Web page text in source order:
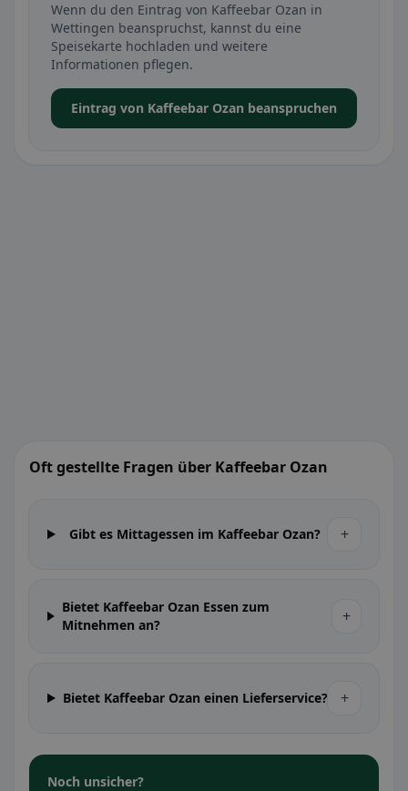
Wenn du den Eintrag von Kaffeebar Ozan in
Wettingen beanspruchst, kannst du eine
Speisekarte hochladen und weitere
Informationen pflegen.
Eintrag von Kaffeebar Ozan beanspruchen
Oft gestellte Fragen über Kaffeebar Ozan
Gibt es Mittagessen im Kaffeebar Ozan? +
Bietet Kaffeebar Ozan Essen zum
Mitnehmen an?
+
Bietet Kaffeebar Ozan einen Lieferservice? +
Noch unsicher?